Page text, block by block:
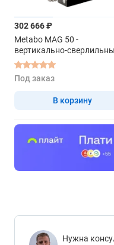
302 666 ₽
Metabo MAG 50 -
вертикально-
станок
Под заказ
В корзину
Нужна